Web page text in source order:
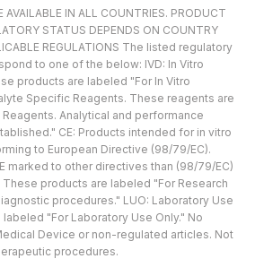
IN ALL COUNTRIES. PRODUCT
STATUS DEPENDS ON COUNTRY
REGULATIONS The listed regulatory
to one of the below: IVD: In Vitro
products are labeled "For In Vitro
Specific Reagents. These reagents are
Analytical and performance
CE: Products intended for in vitro
to European Directive (98/79/EC).
marked to other directives than (98/79/EC)
These products are labeled "For Research
procedures." LUO: Laboratory Use
"For Laboratory Use Only." No
Device or non-regulated articles. Not
procedures.